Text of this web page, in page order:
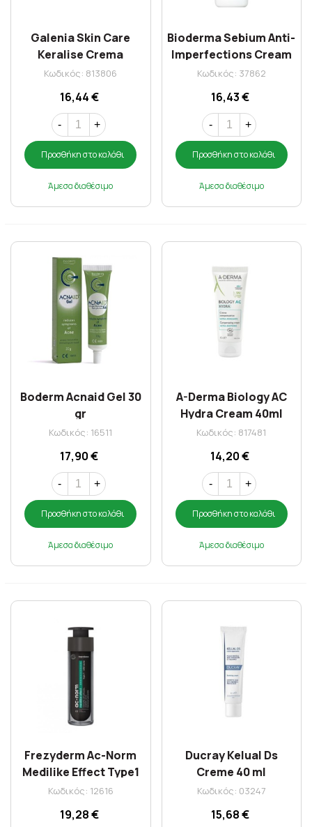
Galenia Skin Care
Keralise Crema
Comedolytic 30 Ml
Κωδικός: 813806
16,44 €
- +
Προσθήκη στο καλάθι
Άμεσα διαθέσιμο
Bioderma Sebium Anti-
Imperfections Cream
30ml
Κωδικός: 37862
16,43 €
- +
Προσθήκη στο καλάθι
Άμεσα διαθέσιμο
Boderm Acnaid Gel 30
gr
Κωδικός: 16511
17,90 €
- +
Προσθήκη στο καλάθι
Άμεσα διαθέσιμο
A-Derma Biology AC
Hydra Cream 40ml
Κωδικός: 817481
14,20 €
- +
Προσθήκη στο καλάθι
Άμεσα διαθέσιμο
Frezyderm Ac-Norm
Medilike Effect Type1
50 ml
Κωδικός: 12616
19,28 €
Ducray Kelual Ds
Creme 40 ml
Κωδικός: 03247
15,68 €